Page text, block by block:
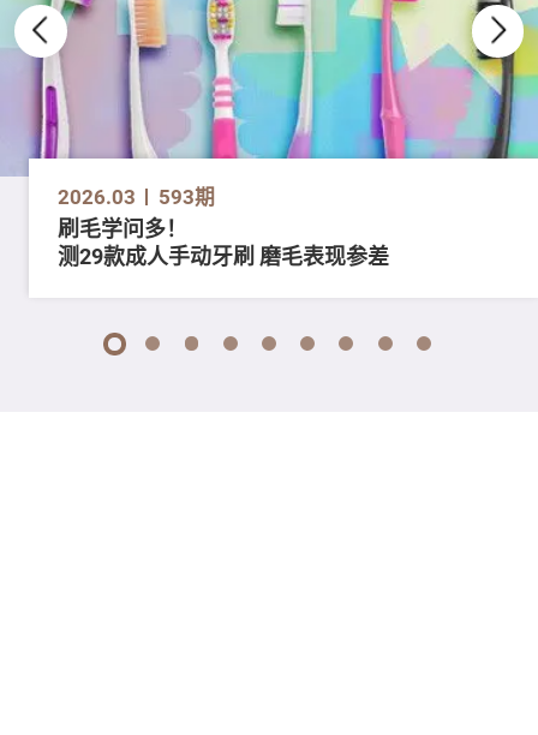
2026.03 593期
刷毛学问多！
测29款成人手动牙刷 磨毛表现参差
1 2 3 4 5 6 7 8 9